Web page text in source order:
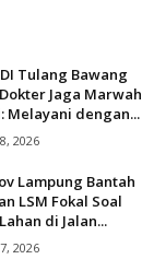
Tulang Bawang
Jaga Marwah
Melayani dengan...
2026
Lampung Bantah
LSM Fokal Soal
di Jalan...
2026